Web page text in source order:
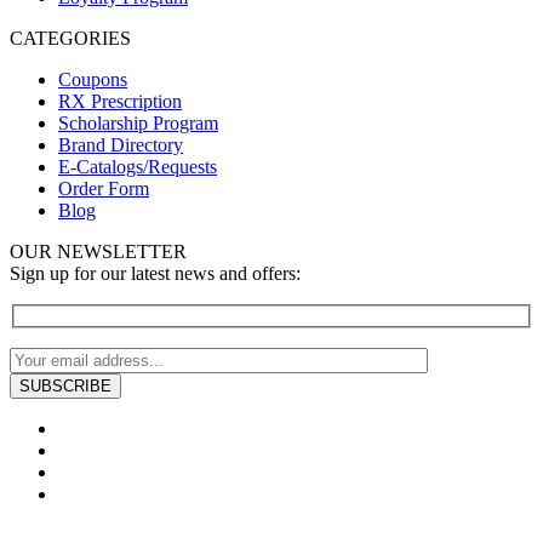
CATEGORIES
Coupons
RX Prescription
Scholarship Program
Brand Directory
E-Catalogs/Requests
Order Form
Blog
OUR NEWSLETTER
Sign up for our latest news and offers: